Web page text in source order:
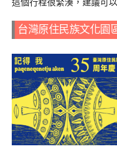
台灣原住民族文化園